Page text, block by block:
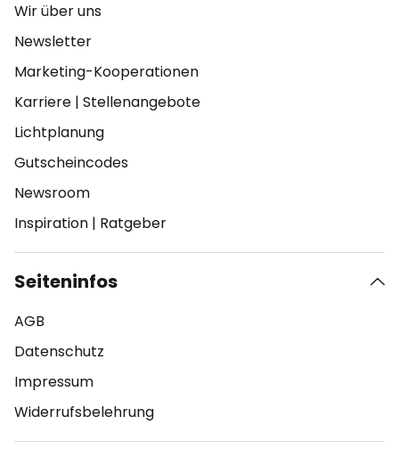
Wir über uns
Newsletter
Marketing-Kooperationen
Karriere | Stellenangebote
Lichtplanung
Gutscheincodes
Newsroom
Inspiration | Ratgeber
Seiteninfos
AGB
Datenschutz
Impressum
Widerrufsbelehrung